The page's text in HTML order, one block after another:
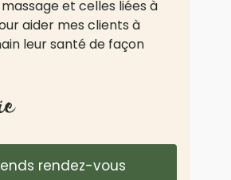
et celles liées à
aider mes clients à
leur santé de façon
rendez-vous